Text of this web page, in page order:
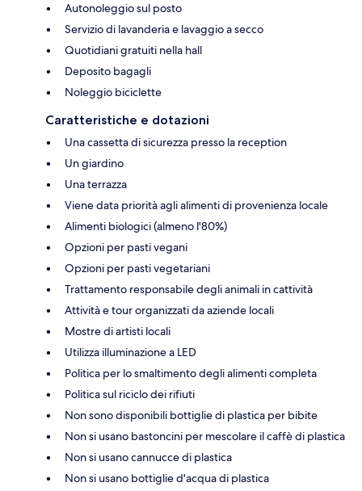
Autonoleggio sul posto
Servizio di lavanderia e lavaggio a secco
Quotidiani gratuiti nella hall
Deposito bagagli
Noleggio biciclette
Caratteristiche e dotazioni
Una cassetta di sicurezza presso la reception
Un giardino
Una terrazza
Viene data priorità agli alimenti di provenienza locale
Alimenti biologici (almeno l'80%)
Opzioni per pasti vegani
Opzioni per pasti vegetariani
Trattamento responsabile degli animali in cattività
Attività e tour organizzati da aziende locali
Mostre di artisti locali
Utilizza illuminazione a LED
Politica per lo smaltimento degli alimenti completa
Politica sul riciclo dei rifiuti
Non sono disponibili bottiglie di plastica per bibite
Non si usano bastoncini per mescolare il caffè di plastica
Non si usano cannucce di plastica
Non si usano bottiglie d'acqua di plastica